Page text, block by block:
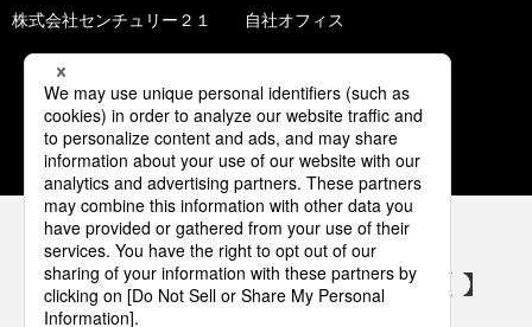
株式会社センチュリー２１ 自社オフィス
1 2 3 4 5
パナソニックの電気設備 SNSアカウント